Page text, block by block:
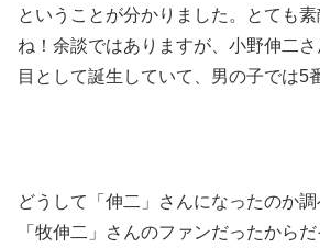
ということが分かりました。とても
ね！余談ではありますが、小野伸二
目として誕生していて、男の子では5
どうして「伸二」さんになったのか
「牧伸二」さんのファンだったから